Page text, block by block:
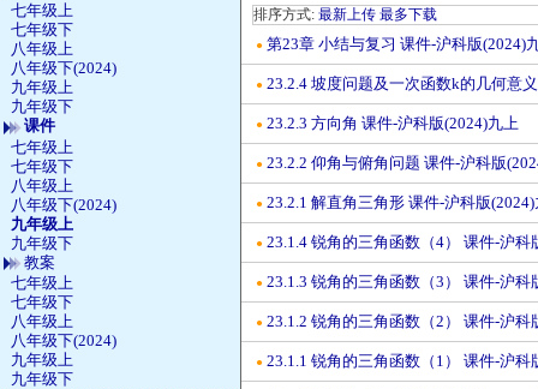
七年级上
七年级下
八年级上
八年级下(2024)
九年级上
九年级下
课件
七年级上
七年级下
八年级上
八年级下(2024)
九年级上
九年级下
教案
七年级上
七年级下
八年级上
八年级下(2024)
九年级上
九年级下
排序方式: 最新上传 最多下载
● 第23章 小结与复习 课件-沪科版(2024)
● 23.2.4 坡度问题及一次函数k的几何意
● 23.2.3 方向角 课件-沪科版(2024)九上
● 23.2.2 仰角与俯角问题 课件-沪科版
● 23.2.1 解直角三角形 课件-沪科版
● 23.1.4 锐角的三角函数（4） 课件-沪科
● 23.1.3 锐角的三角函数（3） 课件-沪科
● 23.1.2 锐角的三角函数（2） 课件-沪科
● 23.1.1 锐角的三角函数（1） 课件-沪科